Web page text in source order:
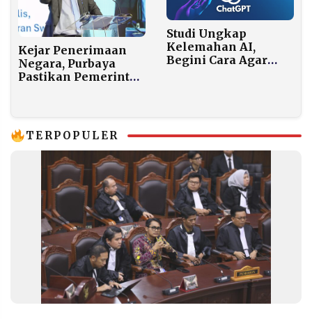
Kejar Penerimaan
Negara, Purbaya
Pastikan Pemerintah
Studi Ungkap
Kelemahan AI,
Begini Cara Agar
TERPOPULER